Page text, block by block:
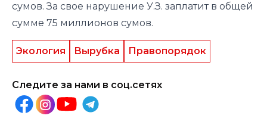
сумов. За свое нарушение У.З. заплатит в общей
сумме 75 миллионов сумов.
Экология Вырубка Правопорядок
Следите за нами в соц.сетях